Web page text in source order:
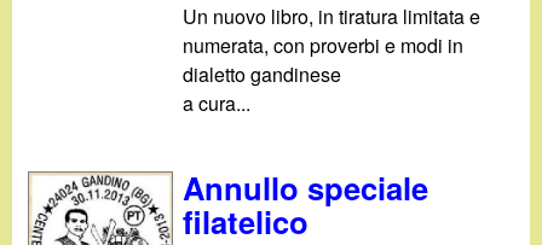
Un nuovo libro, in tiratura limitata e
numerata, con proverbi e modi in
dialetto gandinese
a cura...
Annullo speciale
filatelico